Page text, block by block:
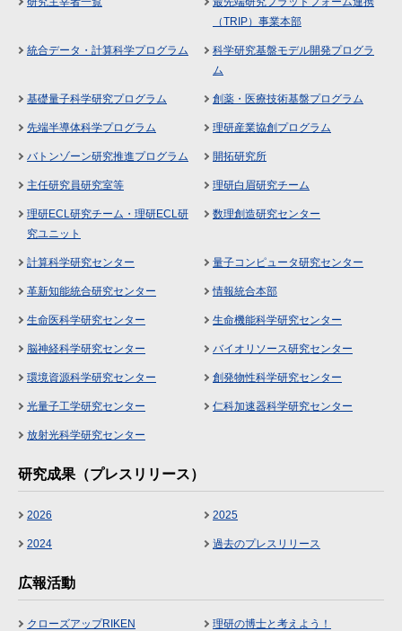
（TRIP）事業本部
統合データ・計算科学プログラム
科学研究基盤モデル開発プログラ
ム
基礎量子科学研究プログラム 創薬・医療技術基盤プログラム
先端半導体科学プログラム 理研産業協創プログラム
バトンゾーン研究推進プログラム 開拓研究所
主任研究員研究室等 理研白眉研究チーム
理研ECL研究チーム・理研ECL研
究ユニット
数理創造研究センター
計算科学研究センター 量子コンピュータ研究センター
革新知能統合研究センター 情報統合本部
生命医科学研究センター 生命機能科学研究センター
脳神経科学研究センター バイオリソース研究センター
環境資源科学研究センター 創発物性科学研究センター
光量子工学研究センター 仁科加速器科学研究センター
放射光科学研究センター
研究成果（プレスリリース）
2026 2025
2024 過去のプレスリリース
広報活動
クローズアップRIKEN 理研の博士と考えよう！